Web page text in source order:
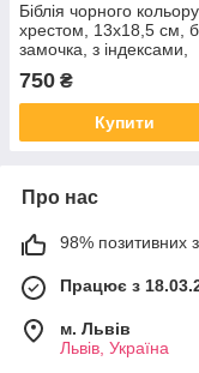
Біблія чорного
хрестом, 13х18,5 см,
замочка, з індексами,
золотий зріз
750 ₴
Купити
Про нас
98% позитивних з
Працює з
м. Львів
Львів, Україна